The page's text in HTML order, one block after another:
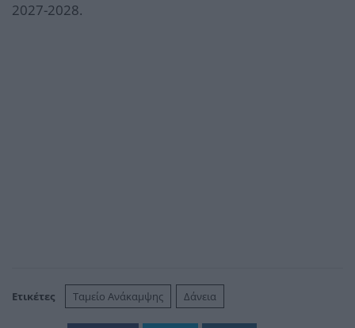
2027-2028.
Ετικέτες Ταμείο Ανάκαμψης Δάνεια